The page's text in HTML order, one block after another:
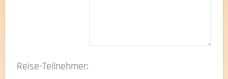
Reise-Teilnehmer: